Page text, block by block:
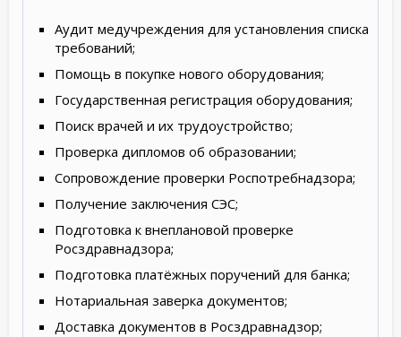
Аудит медучреждения для установления списка
требований;
Помощь в покупке нового оборудования;
Государственная регистрация оборудования;
Поиск врачей и их трудоустройство;
Проверка дипломов об образовании;
Сопровождение проверки Роспотребнадзора;
Получение заключения СЭС;
Подготовка к внеплановой проверке
Росздравнадзора;
Подготовка платёжных поручений для банка;
Нотариальная заверка документов;
Доставка документов в Росздравнадзор;